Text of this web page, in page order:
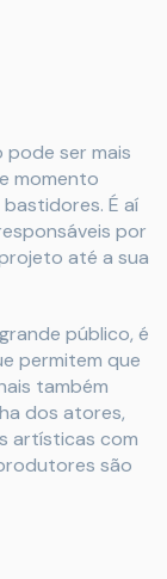
ser mais
momento
É aí
por
até a sua
público, é
permitem que
também
dos atores,
artísticas com
são